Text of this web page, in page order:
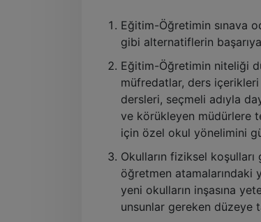
Eğitim-Öğretimin sınava
gibi alternatiflerin
Eğitim-Öğretimin niteliği
müfredatlar, ders
dersleri, seçmeli adıyla
ve körükleyen müdürlere
için özel okul yönelimini
Okulların fiziksel koşulları
öğretmen atamalarındaki
yeni okulların inşasına
unsunlar gereken düzeye